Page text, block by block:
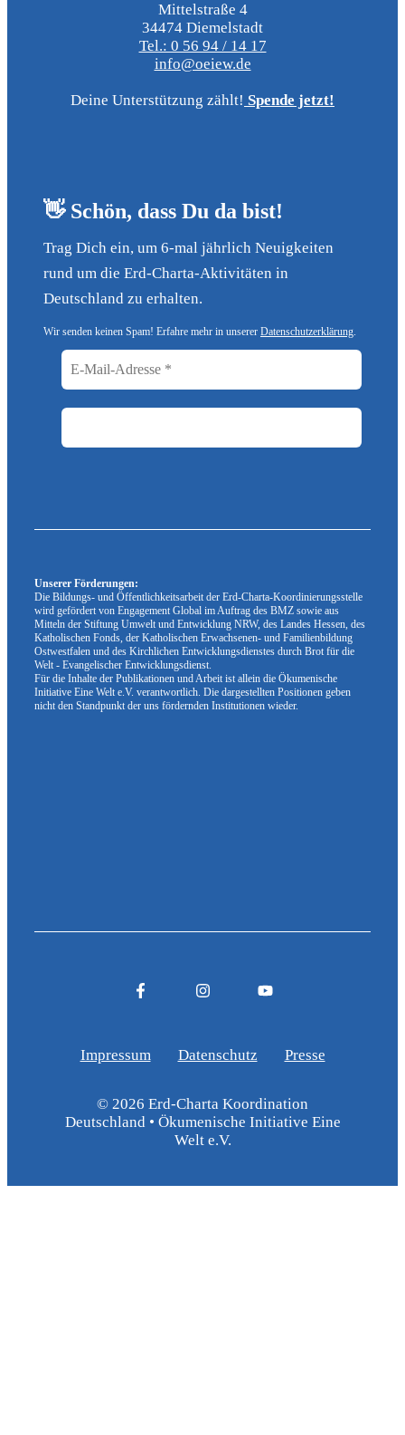
👋 Schön, dass Du da bist!
Trag Dich ein, um 6-mal jährlich Neuigkeiten
rund um die Erd-Charta-Aktivitäten in
Deutschland zu erhalten.
Wir senden keinen Spam! Erfahre mehr in unserer Datenschutzerklärung.
Mittelstraße 4
34474 Diemelstadt
Tel.: 0 56 94 / 14 17
info@oeiew.de
Deine Unterstützung zählt! Spende jetzt!
Unserer Förderungen:
Die Bildungs- und Öffentlichkeitsarbeit der Erd-Charta-Koordinierungsstelle
wird gefördert von Engagement Global im Auftrag des BMZ sowie aus
Mitteln der Stiftung Umwelt und Entwicklung NRW, des Landes Hessen, des
Katholischen Fonds, der Katholischen Erwachsenen- und Familienbildung
Ostwestfalen und des Kirchlichen Entwicklungsdienstes durch Brot für die
Welt - Evangelischer Entwicklungsdienst.
Für die Inhalte der Publikationen und Arbeit ist allein die Ökumenische
Initiative Eine Welt e.V. verantwortlich. Die dargestellten Positionen geben
nicht den Standpunkt der uns fördernden Institutionen wieder.
Impressum Datenschutz Presse
© 2026 Erd-Charta Koordination
Deutschland • Ökumenische Initiative Eine
Welt e.V.